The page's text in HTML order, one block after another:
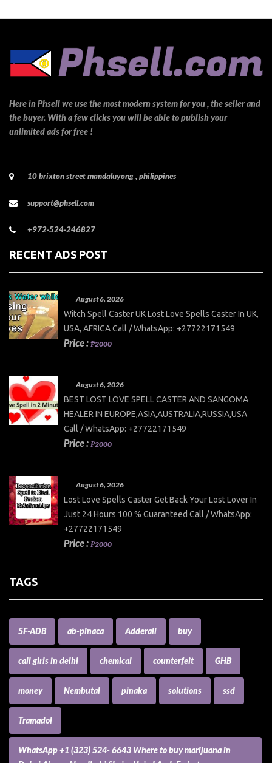
Here in Phsell we use the most modern system for you , the seller and
the buyer. With a few clicks you will be able to publish your
unlimited ads for free !
10 brixton street mandaluyong , philippines
support@phsell.com
+972-524-246827
RECENT ADS POST
August 6, 2026
Witch Spell Caster UK Lost Love Spells Caster In UK,
USA, AFRICA Call / WhatsApp: +27722171549
Price : ₱2000
August 6, 2026
BEST LOST LOVE SPELL CASTER AND SANGOMA
HEALER IN EUROPE,ASIA,AUSTRALIA,RUSSIA,USA
Call / WhatsApp: +27722171549
Price : ₱2000
August 6, 2026
Lost Love Spells Caster Get Back Your Lost Lover In
Just 24 Hours 100 % Guaranteed Call / WhatsApp:
+27722171549
Price : ₱2000
TAGS
5F-ADB ab-pinaca Adderall buy
call girls in delhi chemical counterfeit GHB
money Nembutal pinaka solutions ssd
Tramadol
WhatsApp +1 (323) 524- 6643 Where to buy marijuana in